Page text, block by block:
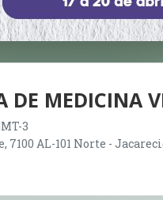
DE MEDICINA
3
AL-101 Norte -